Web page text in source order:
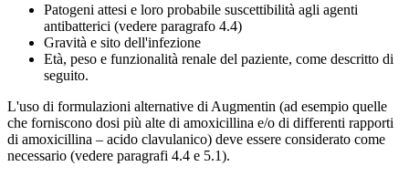
Patogeni attesi e loro probabile suscettibilità agli agenti
antibatterici (vedere paragrafo 4.4)
Gravità e sito dell'infezione
Età, peso e funzionalità renale del paziente, come descritto di
seguito.
L'uso di formulazioni alternative di Augmentin (ad esempio quelle
che forniscono dosi più alte di amoxicillina e/o di differenti rapporti
di amoxicillina – acido clavulanico) deve essere considerato come
necessario (vedere paragrafi 4.4 e 5.1).